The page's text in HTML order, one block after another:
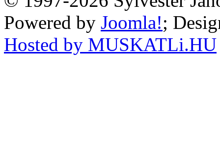
Powered by Joomla!;
Hosted by MUSKATLi.HU